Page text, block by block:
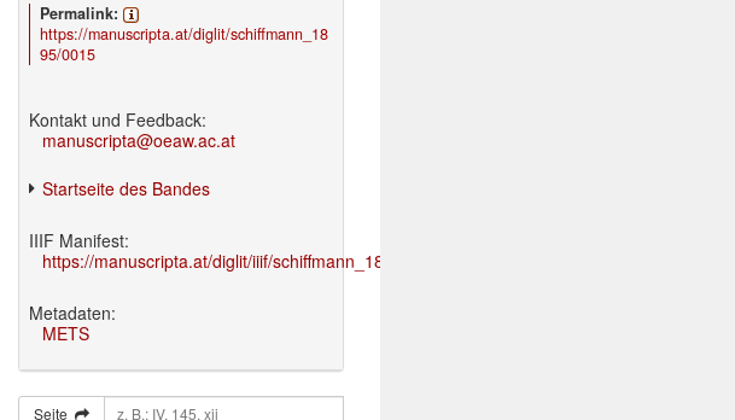
Permalink:
https://manuscripta.at/diglit/schiffmann_18
95/0015
Kontakt und Feedback:
manuscripta@oeaw.ac.at
Startseite des Bandes
IIIF Manifest:
https://manuscripta.at/diglit/iiif/schiffmann_1895/manifest.json
Metadaten:
METS
Seite